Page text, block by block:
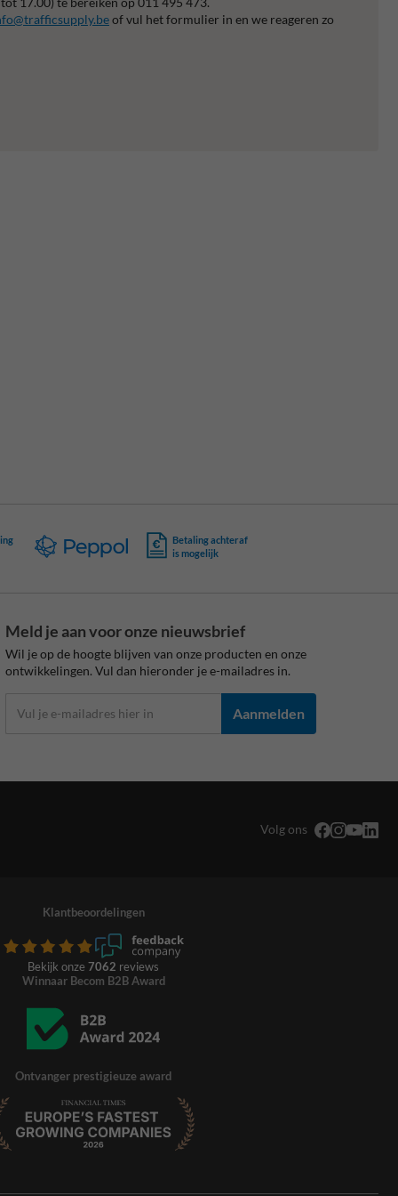
of vul het formulier in en we reageren zo
Betaling achteraf
is mogelijk
Meld je aan voor onze nieuwsbrief
Wil je op de hoogte blijven van onze producten en onze
ontwikkelingen. Vul dan hieronder je e-mailadres in.
Aanmelden
Volg ons
Klantbeoordelingen
Bekijk onze 7062 reviews
Winnaar Becom B2B Award
Ontvanger prestigieuze award